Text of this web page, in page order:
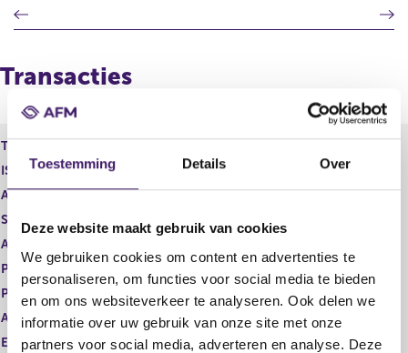
Toestemming Details Over
Deze website maakt gebruik van cookies
We gebruiken cookies om content en advertenties te
personaliseren, om functies voor social media te bieden
en om ons websiteverkeer te analyseren. Ook delen we
informatie over uw gebruik van onze site met onze
partners voor social media, adverteren en analyse. Deze
o
g
e
r
e
g
s
e
r
e
s
u
l
V
o
n
d
e
g
r
r
s
Transacties
Type instrument
ISIN
GB00BDCPN049
Aard transactie
Verwerving
Soort transactie
Verwerving
Aandelenoptie programma
Plaats van handel
Prijs
Aantal
2,62
Eenheid
USD